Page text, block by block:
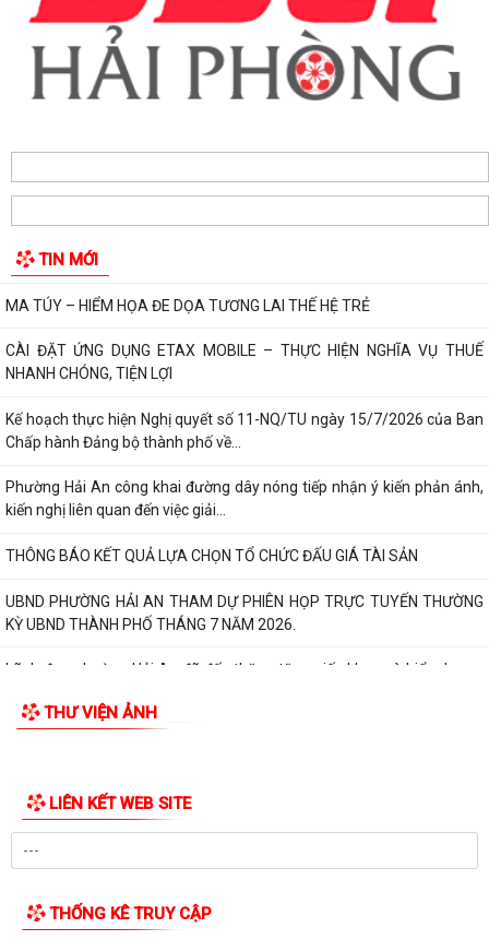
TIN MỚI
Các ngày lễ, ngày kỷ niệm nổi bật trong tháng 8
MA TÚY – HIỂM HỌA ĐE DỌA TƯƠNG LAI THẾ HỆ TRẺ
CÀI ĐẶT ỨNG DỤNG ETAX MOBILE – THỰC HIỆN NGHĨA VỤ THUẾ
Chấp hành Đảng bộ thành phố về...
kiến nghị liên quan đến việc giải...
THÔNG BÁO KẾT QUẢ LỰA CHỌN TỔ CHỨC ĐẤU GIÁ TÀI SẢN
UBND PHƯỜNG HẢI AN THAM DỰ PHIÊN HỌP TRỰC TUYẾN THƯỜNG
KỲ UBND THÀNH PHỐ THÁNG 7 NĂM 2026.
Lãnh đạo phường Hải An đã đến thăm, tặng giấy khen và biểu dương
gia đình bà Lương Thị Thúy (trú...
Đồng chí Nguyễn Thị Thu, Bí thư Đảng ủy, Chủ tịch HĐND phường Hải
An chủ trì buổi tiếp công dân...
Thông báo đường dây nòng của Đảng uỷ phường tiếp nhận thông tin
Đảng ủy phường Hải An đánh giá toàn diện kết quả thực hiện tháng 7,
Đồng chí Nguyễn Thị Thu, Bí thư Đảng ủy, Chủ tịch HĐND phường Hải
An chủ trì buổi tiếp công dân...
NQ/TU ngày 15/7/2026 của Ban Chấp...
ĐIỂM CẦU PHƯỜNG HẢI AN THAM GIA HỘI NGHỊ TOÀN QUỐC QUÁN
THÔNG BÁO Về việc lựa chọn tổ chức đấu giá tài sản.
THƯ VIỆN ẢNH
LIÊN KẾT WEB SITE
THỐNG KÊ TRUY CẬP